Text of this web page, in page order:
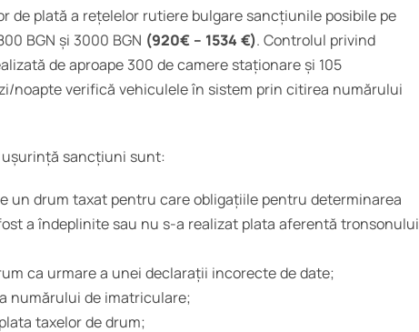
de plată a rețelelor rutiere bulgare sancțiunile posibile pe
BGN și 3000 BGN (920€ – 1534 €). Controlul privind
de aproape 300 de camere staționare și 105
noapte verifică vehiculele în sistem prin citirea numărului
sancțiuni sunt:
un drum taxat pentru care obligațiile pentru determinarea
a îndeplinite sau nu s-a realizat plata aferentă tronsonului
ca urmare a unei declarații incorecte de date;
numărului de imatriculare;
taxelor de drum;